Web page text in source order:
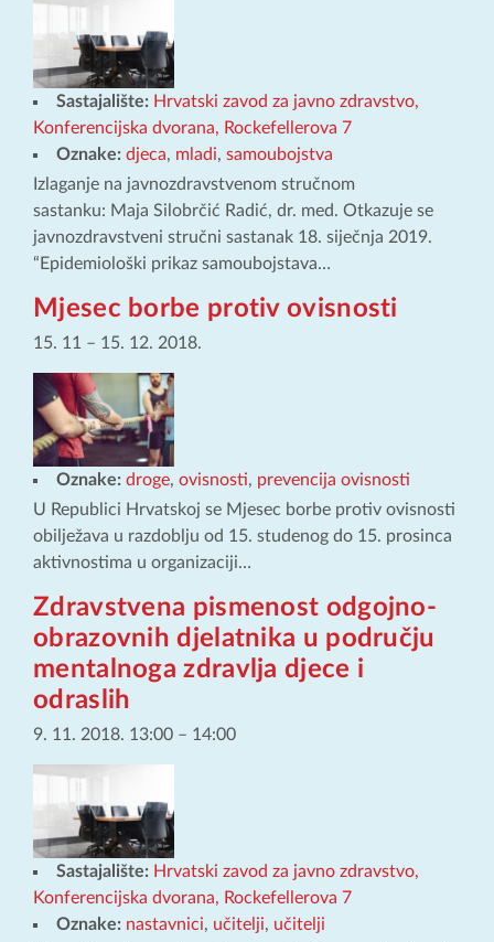
Sastajalište: Hrvatski zavod za javno zdravstvo,
Konferencijska dvorana, Rockefellerova 7
Oznake: djeca, mladi, samoubojstva
Izlaganje na javnozdravstvenom stručnom
sastanku: Maja Silobrčić Radić, dr. med. Otkazuje se
javnozdravstveni stručni sastanak 18. siječnja 2019.
“Epidemiološki prikaz samoubojstava…
Mjesec borbe protiv ovisnosti
15. 11 – 15. 12. 2018.
Oznake: droge, ovisnosti, prevencija ovisnosti
U Republici Hrvatskoj se Mjesec borbe protiv ovisnosti
obilježava u razdoblju od 15. studenog do 15. prosinca
aktivnostima u organizaciji…
Zdravstvena pismenost odgojno-
obrazovnih djelatnika u području
mentalnoga zdravlja djece i
odraslih
9. 11. 2018. 13:00 – 14:00
Sastajalište: Hrvatski zavod za javno zdravstvo,
Konferencijska dvorana, Rockefellerova 7
Oznake: nastavnici, učitelji, učitelji